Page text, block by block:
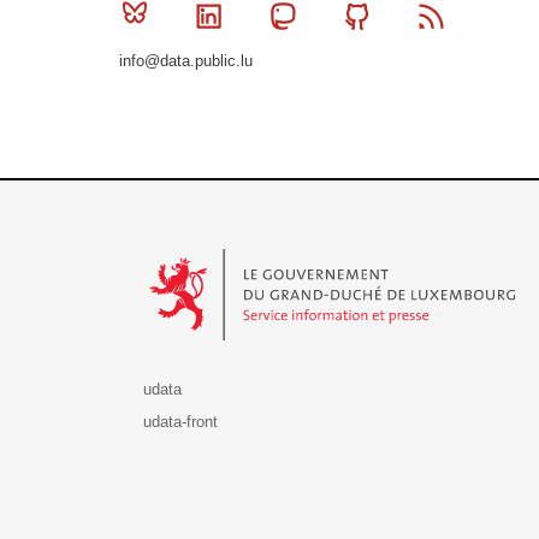
Bluesky Linkedin MastodonGithub
info@data.public.lu
udata
udata-front